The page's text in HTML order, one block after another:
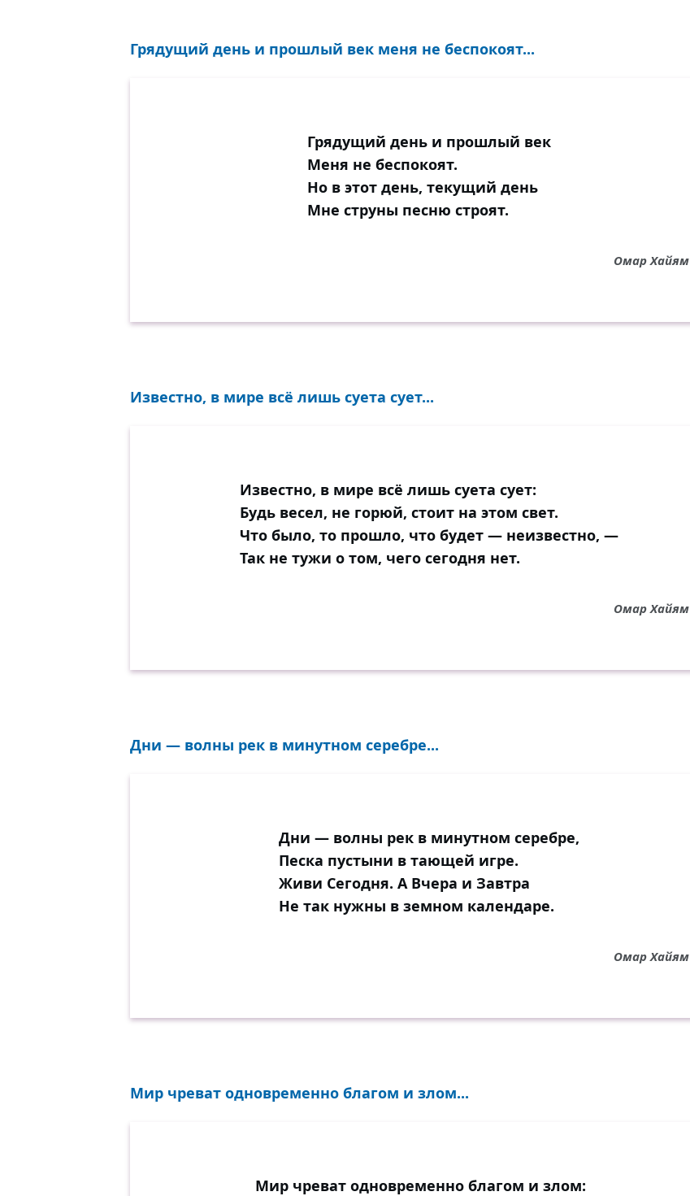
Грядущий день и прошлый век меня не беспокоят...
Грядущий день и прошлый век
Меня не беспокоят.
Но в этот день, текущий день
Мне струны песню строят.
Омар Хайям
Известно, в мире всё лишь суета сует...
Известно, в мире всё лишь суета сует:
Будь весел, не горюй, стоит на этом свет.
Что было, то прошло, что будет — неизвестно, —
Так не тужи о том, чего сегодня нет.
Омар Хайям
Дни — волны рек в минутном серебре...
Дни — волны рек в минутном серебре,
Песка пустыни в тающей игре.
Живи Сегодня. А Вчера и Завтра
Не так нужны в земном календаре.
Омар Хайям
Мир чреват одновременно благом и злом...
Мир чреват одновременно благом и злом: